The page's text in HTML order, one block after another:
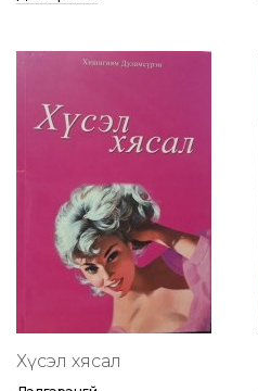
Хүсэл хясал